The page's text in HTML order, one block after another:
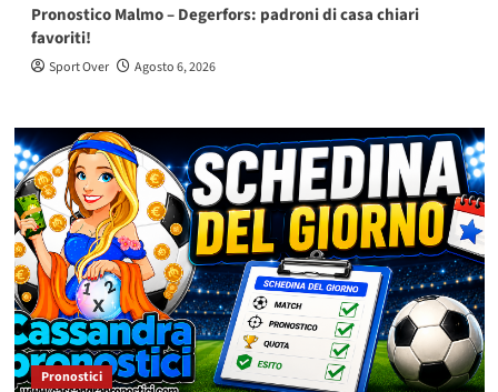
Pronostico Malmo – Degerfors: padroni di casa chiari
favoriti!
Sport Over Agosto 6, 2026
Pronostici